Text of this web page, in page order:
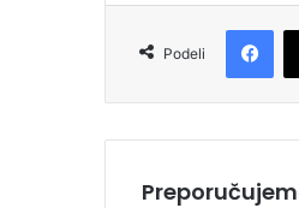
Podeli